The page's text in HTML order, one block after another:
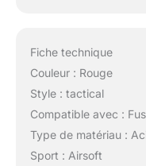
Fiche technique
Couleur : Rouge
Style : tactical
Compatible avec :
Type de matériau :
Sport : Airsoft